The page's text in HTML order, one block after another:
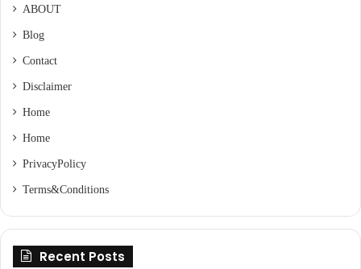
ABOUT
Blog
Contact
Disclaimer
Home
Home
Privacy Policy
Terms & Conditions
Recent Posts